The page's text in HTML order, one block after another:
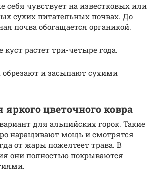
себя чувствует на известковых или
сухих питательных почвах. До
почва обогащается органикой.
растет три-четыре года.
и засыпают сухими
цветочного ковра
для альпийских горок. Такие
наращивают мощь и смотрятся
от жары пожелтеет трава. В
они полностью покрываются